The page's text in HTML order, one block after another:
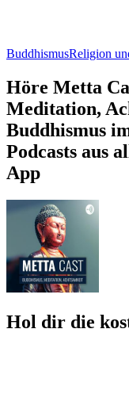
BuddhismusReligion
Höre Metta
Meditation,
Buddhismus
Podcasts aus
App
Hol dir die